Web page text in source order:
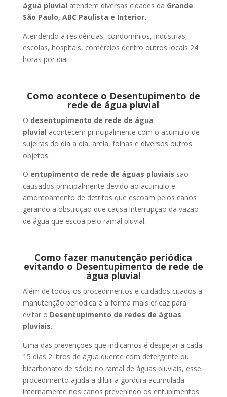
água pluvial atendem diversas cidades da Grande
São Paulo, ABC Paulista e Interior.
Atendendo a residências, condomínios, indústrias,
escolas, hospitais, comércios dentro outros locais 24
horas por dia.
Como acontece o Desentupimento de
rede de água pluvial
O desentupimento de rede de água
pluvial acontecem principalmente com o acumulo de
sujeiras do dia a dia, areia, folhas e diversos outros
objetos.
O entupimento de rede de águas pluviais são
causados principalmente devido ao acumulo e
amontoamento de detritos que escoam pelos canos
gerando a obstrução que causa interrupção da vazão
de água que escoa pelo ramal pluvial.
Como fazer manutenção periódica
evitando o Desentupimento de rede de
água pluvial
Além de todos os procedimentos e cuidados citados a
manutenção periódica é a forma mais eficaz para
evitar o Desentupimento de redes de águas
pluviais.
Uma das prevenções que indicamos é despejar a cada
15 dias 2 litros de água quente com detergente ou
bicarbonato de sódio no ramal de águas pluviais, esse
procedimento ajuda a diluir a gordura acumulada
internamente nos canos prevenindo os entupimentos